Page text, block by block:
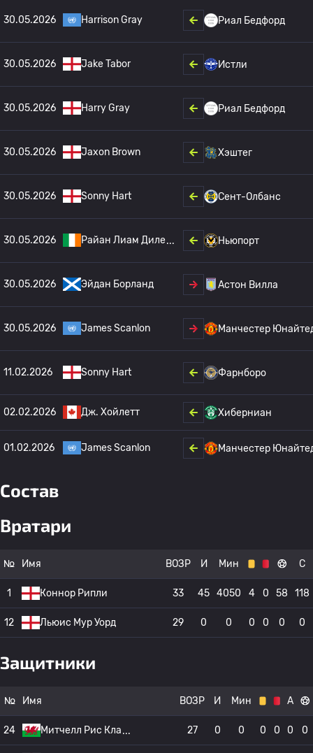
30.05.2026 Harrison Gray Риал Бедфорд
30.05.2026 Jake Tabor Истли
30.05.2026 Harry Gray Риал Бедфорд
30.05.2026 Jaxon Brown Хэштег
30.05.2026 Sonny Hart Сент-Олбанс
30.05.2026 Райан Лиам Диле Ньюпорт
30.05.2026 Эйдан Борланд Астон Вилла
30.05.2026 James Scanlon Манчестер
11.02.2026 Sonny Hart Фарнборо
02.02.2026 Дж. Хойлетт Хиберниан
01.02.2026 James Scanlon Манчестер
Состав
Вратари
№ Имя ВОЗР И Мин С
1 Коннор Рипли 33 45 4050 4 0 58 118
12 Льюис Мур Уорд 29 0 0 0 0 0 0
Защитники
№ Имя ВОЗР И Мин А
24 Митчелл Рис Кла 27 0 0 0 0 0 0